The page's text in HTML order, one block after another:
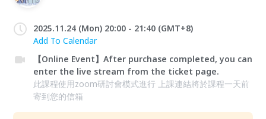
2025.11.24 (Mon) 20:00 - 21:40 (GMT+8)
Add To Calendar
【Online Event】After purchase completed, you can
enter the live stream from the ticket page.
此課程使用zoom研討會模式進行 上課連結將於課程一天前
寄到您的信箱